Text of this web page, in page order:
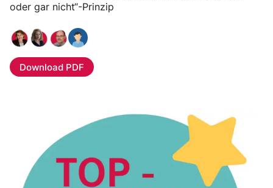
oder gar nicht“-Prinzip
Download PDF